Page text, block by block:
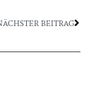
BEITRAG